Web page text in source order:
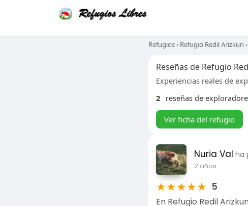
Refugios› Refugio Redil Arizkun ›
Reseñas de Refugio
Experiencias reales de
2 reseñas de
Ver ficha del refugio
Nuria Val ha
2 años
★★★★★ 5
En Refugio Redil